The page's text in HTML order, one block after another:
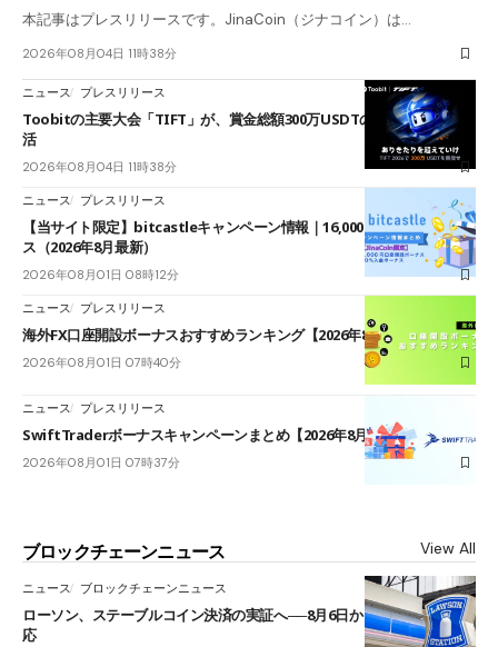
本記事はプレスリリースです。JinaCoin（ジナコイン）は…
2026年08月04日 11時38分
ニュース プレスリリース
Toobitの主要大会「TIFT」が、賞金総額300万USDTのレースとして復
活
2026年08月04日 11時38分
ニュース プレスリリース
【当サイト限定】bitcastleキャンペーン情報｜16,000円口座開設ボーナ
ス（2026年8月最新）
2026年08月01日 08時12分
ニュース プレスリリース
海外FX口座開設ボーナスおすすめランキング【2026年8月最新】
2026年08月01日 07時40分
ニュース プレスリリース
SwiftTraderボーナスキャンペーンまとめ【2026年8月最新】
2026年08月01日 07時37分
ブロックチェーンニュース View All
ニュース ブロックチェーンニュース
ローソン、ステーブルコイン決済の実証へ──8月6日からJPYCやUSDC対
応